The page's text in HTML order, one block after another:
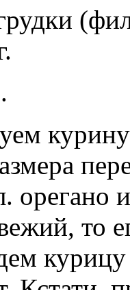
орегано
то